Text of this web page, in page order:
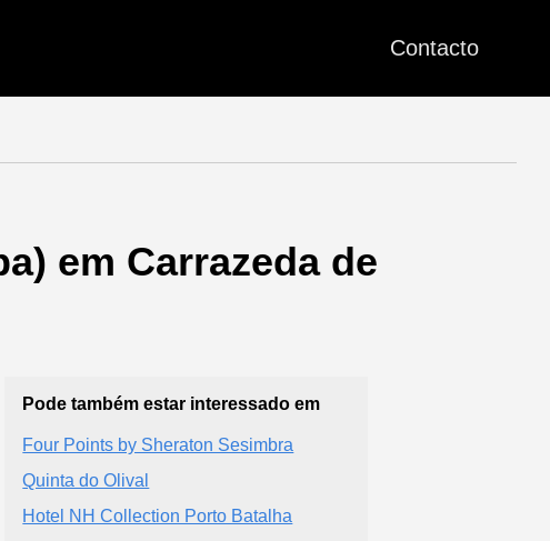
Contacto
em Carrazeda de
Pode também estar interessado em
Four Points by Sheraton Sesimbra
Quinta do Olival
Hotel NH Collection Porto Batalha